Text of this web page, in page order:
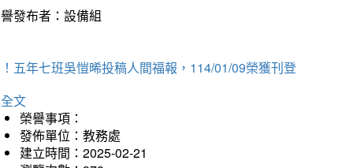
發布者：設備組
五年七班吳愷晞投稿人間福報，114/01/09榮獲刊登
文
榮譽事項：
發佈單位：教務處
建立時間：2025-02-21